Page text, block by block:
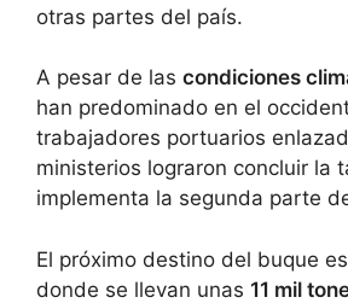
otras partes del país.
A pesar de las condiciones
han predominado en el
trabajadores portuarios
ministerios lograron concluir la
implementa la segunda parte
El próximo destino del buque
donde se llevan unas 11 mil